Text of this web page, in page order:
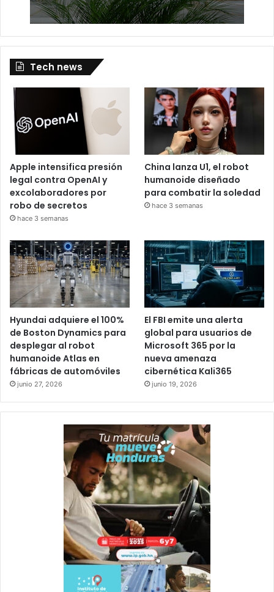
Tech news
Apple intensifica presión
legal contra OpenAI y
excolaboradores por
robo de secretos
hace 3 semanas
China lanza U1, el robot
humanoide diseñado
para combatir la soledad
hace 3 semanas
Hyundai adquiere el 100%
de Boston Dynamics para
desplegar al robot
humanoide Atlas en
fábricas de automóviles
junio 27, 2026
El FBI emite una alerta
global para usuarios de
Microsoft 365 por la
nueva amenaza
cibernética Kali365
junio 19, 2026